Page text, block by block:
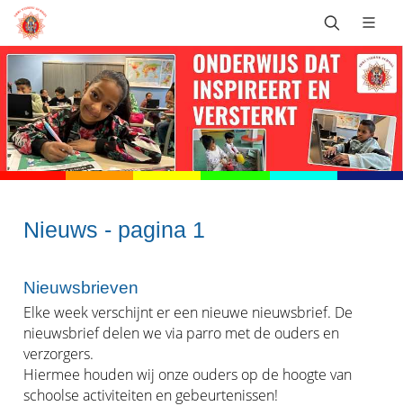
Nieuws - pagina 1
Nieuwsbrieven
Elke week verschijnt er een nieuwe nieuwsbrief. De
nieuwsbrief delen we via parro met de ouders en
verzorgers.
Hiermee houden wij onze ouders op de hoogte van
schoolse activiteiten en gebeurtenissen!